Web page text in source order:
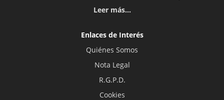
Leer más...
Enlaces de Interés
Quiénes Somos
Nota Legal
R.G.P.D.
Cookies